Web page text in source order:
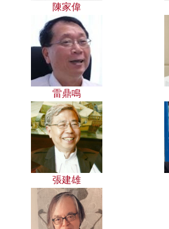
陳家偉
雷鼎鳴
張建雄